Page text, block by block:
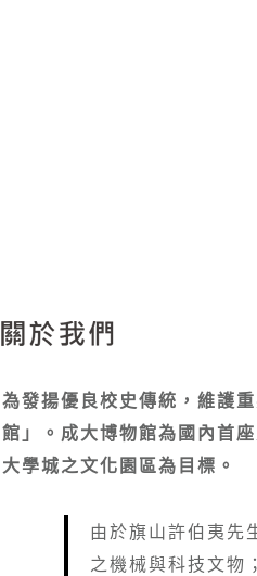
:::
關於我們
為發揚優良校史傳統，維護
館」。成大博物館為國內首
大學城之文化園區為目標。
由於旗山許伯夷先
之機械與科技文物